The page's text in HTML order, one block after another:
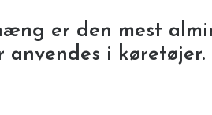
er den mest
i køretøjer.